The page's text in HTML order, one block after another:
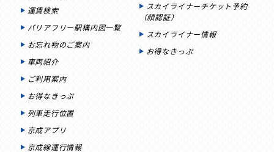
運賃検索
バリアフリー駅構内図一覧
お忘れ物のご案内
車両紹介
ご利用案内
お得なきっぷ
列車走行位置
京成アプリ
京成線運行情報
スカイライナーチケット予約
（顔認証）
スカイライナー情報
お得なきっぷ